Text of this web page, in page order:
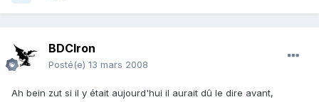
BDCIron
Posté(e) 13 mars 2008
Ah bein zut si il y était aujourd'hui il aurait dû le dire avant,